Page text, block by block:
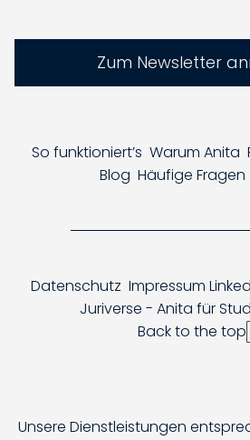
Zum Newsletter
So funktioniert’s Warum Anita
Blog Häufige Fragen
Datenschutz Impressum
Juriverse - Anita für
Back to the top
Unsere Dienstleistungen